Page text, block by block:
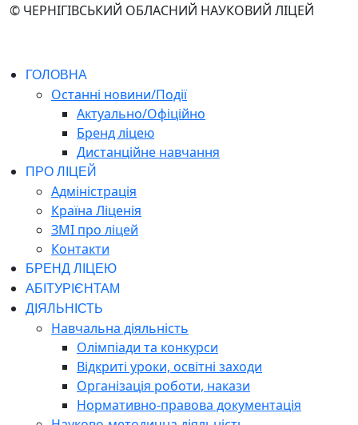
© ЧЕРНІГІВСЬКИЙ ОБЛАСНИЙ НАУКОВИЙ ЛІЦЕЙ
ГОЛОВНА
Останні новини/Події
Актуально/Офіційно
Бренд ліцею
Дистанційне навчання
ПРО ЛІЦЕЙ
Адміністрація
Країна Ліценія
ЗМІ про ліцей
Контакти
БРЕНД ЛІЦЕЮ
АБІТУРІЄНТАМ
ДІЯЛЬНІСТЬ
Навчальна діяльність
Олімпіади та конкурси
Відкриті уроки, освітні заходи
Організація роботи, накази
Нормативно-правова документація